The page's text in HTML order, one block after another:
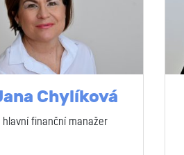
Chylíková
hlavní finanční manažer